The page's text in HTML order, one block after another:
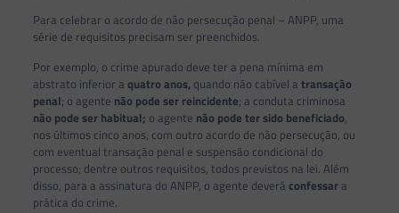
Para celebrar o acordo de não persecução penal – ANPP, uma
série de requisitos precisam ser preenchidos.
Por exemplo, o crime apurado deve ter a pena mínima em
abstrato inferior a quatro anos, quando não cabível a transação
penal; o agente não pode ser reincidente; a conduta criminosa
não pode ser habitual; o agente não pode ter sido beneficiado,
nos últimos cinco anos, com outro acordo de não persecução, ou
com eventual transação penal e suspensão condicional do
processo; dentre outros requisitos, todos previstos na lei. Além
disso, para a assinatura do ANPP, o agente deverá confessara
prática do crime.